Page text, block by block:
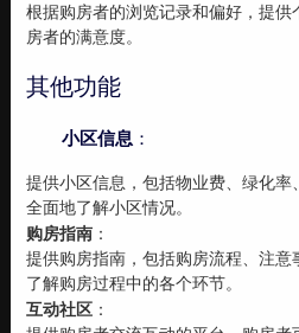
根据购房者的浏览记录和偏好，提供
房者的满意度。
其他功能
小区信息：
提供小区信息，包括物业费、绿化率
全面地了解小区情况。
购房指南：
提供购房指南，包括购房流程、注
了解购房过程中的各个环节。
互动社区：